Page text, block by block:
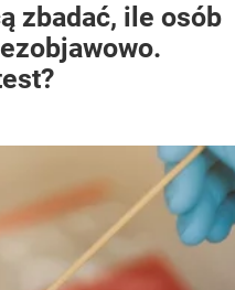
zbadać, ile osób